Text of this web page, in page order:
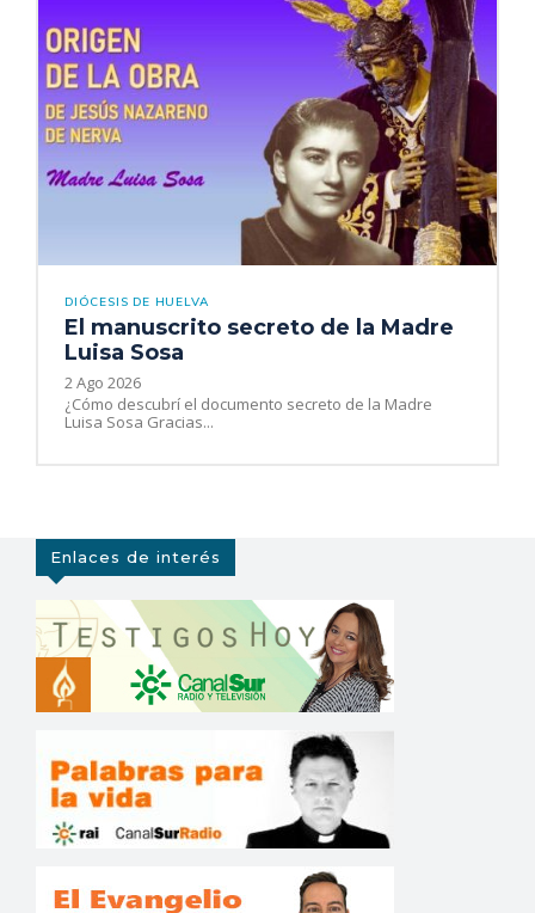
DIÓCESIS DE HUELVA
El manuscrito secreto de la Madre
Luisa Sosa
2 Ago 2026
¿Cómo descubrí el documento secreto de la Madre
Luisa Sosa Gracias...
Enlaces de interés